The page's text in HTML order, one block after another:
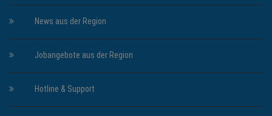
News aus der Region
Jobangebote aus der Region
Hotline & Support